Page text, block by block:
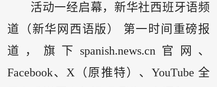
活动一经启幕，新华社西班牙语频
道（新华网西语版） 第一时间重磅报
道，旗下spanish.news.cn官网、
Facebook、X（原推特）、YouTube 全